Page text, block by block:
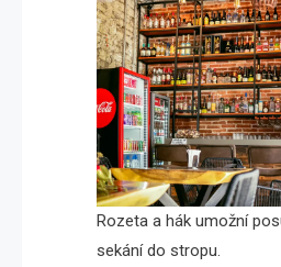
Rozeta a hák umožní
sekání do stropu.